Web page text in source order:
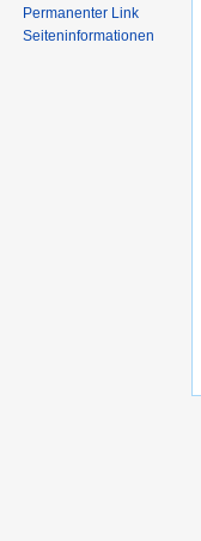
Permanenter Link
Seiten­informationen